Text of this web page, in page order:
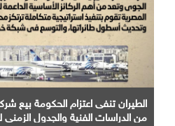
الطيران تنفى اعتزام الحكومة بيع
من الدراسات الفنية والجدول